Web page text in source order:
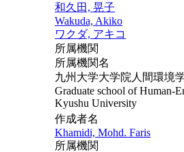
和久田, 晃子
Wakuda, Akiko
ワクダ, アキコ
所属機関
所属機関名
九州大学大学院人間環境
Graduate school of Human-
Kyushu University
作成者名
Khamidi, Mohd. Faris
所属機関